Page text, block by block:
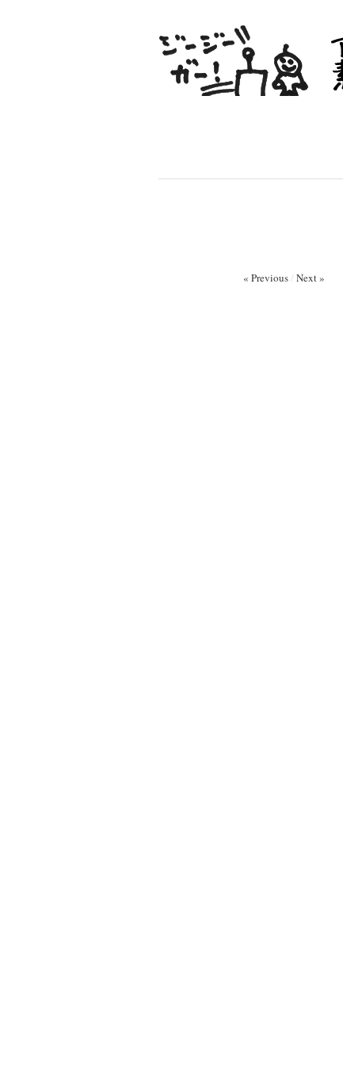
« Previous/ Next »